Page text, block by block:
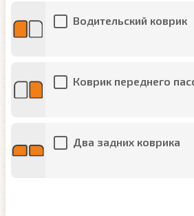
Водительский коврик
Коврик переднего
Два задних коврика